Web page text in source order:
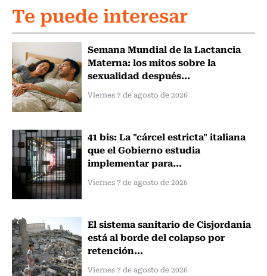
Te puede interesar
Semana Mundial de la Lactancia
Materna: los mitos sobre la
sexualidad después...
Viernes 7 de agosto de 2026
41 bis: La "cárcel estricta" italiana
que el Gobierno estudia
implementar para...
Viernes 7 de agosto de 2026
El sistema sanitario de Cisjordania
está al borde del colapso por
retención...
Viernes 7 de agosto de 2026